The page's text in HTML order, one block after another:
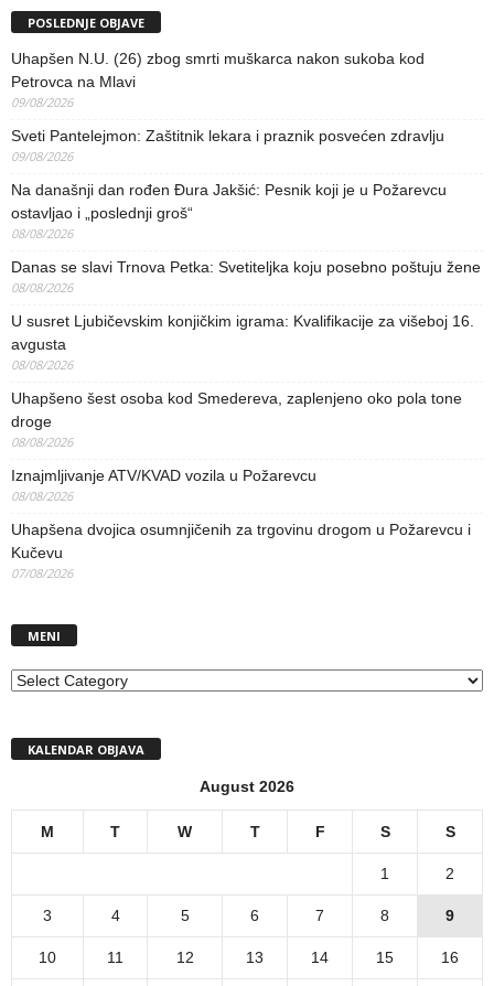
POSLEDNJE OBJAVE
Uhapšen N.U. (26) zbog smrti muškarca nakon sukoba kod
Petrovca na Mlavi
09/08/2026
Sveti Pantelejmon: Zaštitnik lekara i praznik posvećen zdravlju
09/08/2026
Na današnji dan rođen Đura Jakšić: Pesnik koji je u Požarevcu
ostavljao i „poslednji groš“
08/08/2026
Danas se slavi Trnova Petka: Svetiteljka koju posebno poštuju žene
08/08/2026
U susret Ljubičevskim konjičkim igrama: Kvalifikacije za višeboj 16.
avgusta
08/08/2026
Uhapšeno šest osoba kod Smedereva, zaplenjeno oko pola tone
droge
08/08/2026
Iznajmljivanje ATV/KVAD vozila u Požarevcu
08/08/2026
Uhapšena dvojica osumnjičenih za trgovinu drogom u Požarevcu i
Kučevu
07/08/2026
MENI
MENI
KALENDAR OBJAVA
August 2026
M T W T F S S
1 2
3 4 5 6 7 8 9
10 11 12 13 14 15 16